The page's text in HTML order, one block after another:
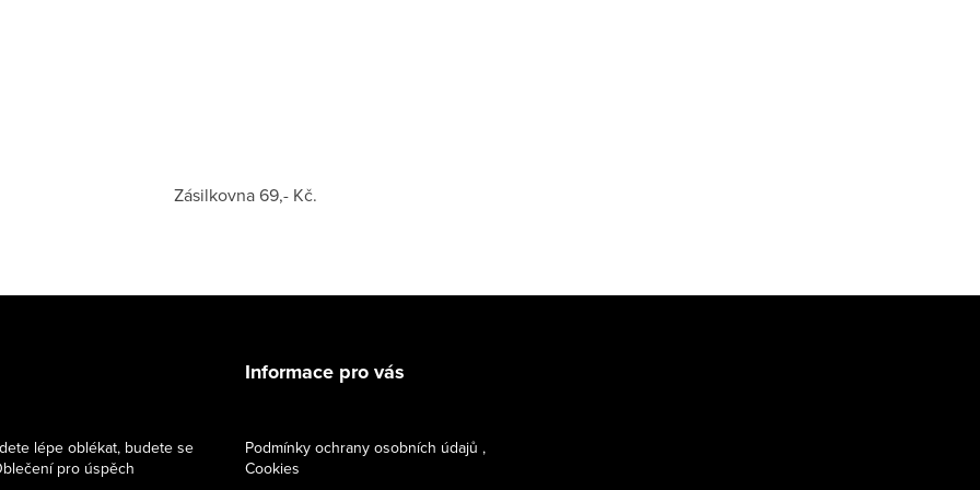
Zásilkovna 69,- Kč.
lépe oblékat, budete se
pro úspěch
Informace pro vás
Podmínky ochrany osobních údajů ,
Cookies